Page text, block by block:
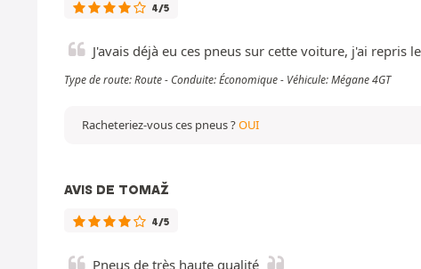
4/5
J'avais déjà eu ces pneus sur cette voiture, j'ai repris
Type de route: Route - Conduite: Économique - Véhicule: Mégane 4GT
Racheteriez-vous ces pneus ?OUI
AVIS DE TOMAŽ
4/5
Pneus de très haute qualité